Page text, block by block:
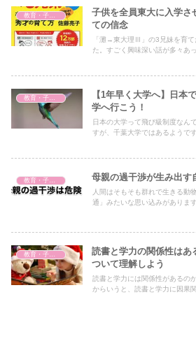
教育・子育て
子供を全員東大に入学さ
ての信念
「灘→東大理Ⅲ」の3兄妹を育て
た。すごく興味深い話が多々あ
教育・子育て
【1年早く大学へ】日本
学へ行こう！
日本の大学って飛び級制度なん
すが、千葉大学ではあるようで
教育・子育て 母親の過干渉が生み出す
人間はそもそも群れで生きる動
通」みたいな思い込みがありま
読書と学力の関係性はあ
ついて理解しよう
読書と学力には関係性があるの
からいうと、読書と学力に因果